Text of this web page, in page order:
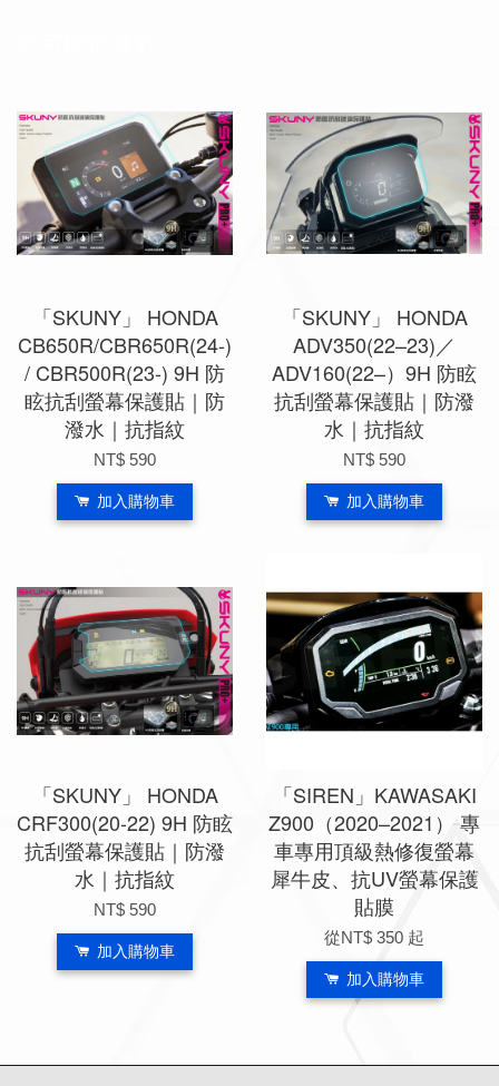
「SKUNY」 HONDA
CB650R/CBR650R(24-)
/ CBR500R(23-) 9H 防
眩抗刮螢幕保護貼｜防
潑水｜抗指紋
NT$ 590
加入購物車
「SKUNY」 HONDA
ADV350(22–23)／
ADV160(22–）9H 防眩
抗刮螢幕保護貼｜防潑
水｜抗指紋
NT$ 590
加入購物車
「SKUNY」 HONDA
CRF300(20-22) 9H 防眩
抗刮螢幕保護貼｜防潑
水｜抗指紋
NT$ 590
加入購物車
「SIREN」KAWASAKI
Z900（2020–2021） 專
車專用頂級熱修復螢幕
犀牛皮、抗UV螢幕保護
貼膜
從NT$ 350 起
加入購物車